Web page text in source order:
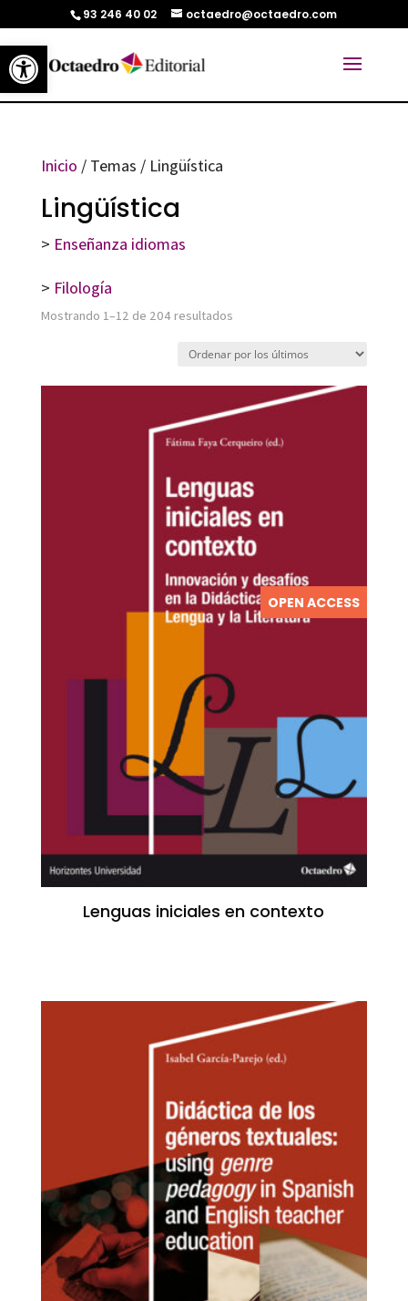
Abrir barra de herramientas
93 246 40 02 octaedro@octaedro.com
Inicio / Temas / Lingüística
Lingüística
> Enseñanza idiomas
> Filología
Mostrando 1–12 de 204 resultadosOrdenado
últimos
OPEN ACCESS
Lenguas iniciales en contexto